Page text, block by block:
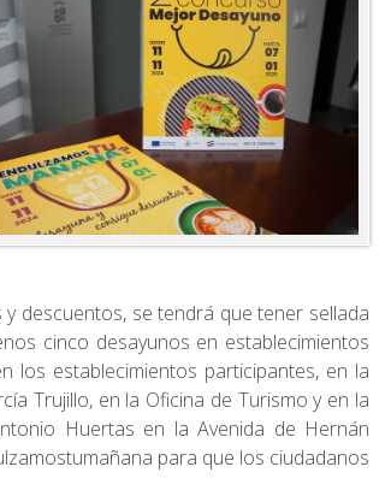
descuentos, se tendrá que tener sellada
cinco desayunos en establecimientos
los establecimientos participantes, en la
Trujillo, en la Oficina de Turismo y en la
Huertas en la Avenida de Hernán
para que los ciudadanos